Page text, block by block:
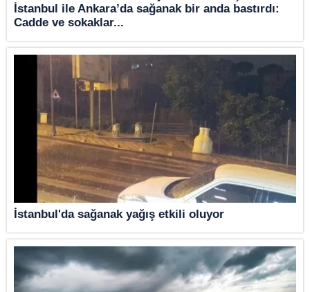
İstanbul ile Ankara’da sağanak bir anda bastırdı:
Cadde ve sokaklar...
İstanbul'da sağanak yağış etkili oluyor